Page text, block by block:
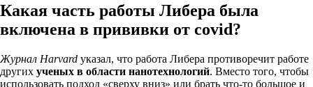
Какая часть работы Либера была
включена в прививки от covid?
Журнал Harvard указал, что работа Либера противоречит работе
других ученых в области нанотехнологий. Вместо того, чтобы
использовать подход «сверху вниз» или брать что-то большое и